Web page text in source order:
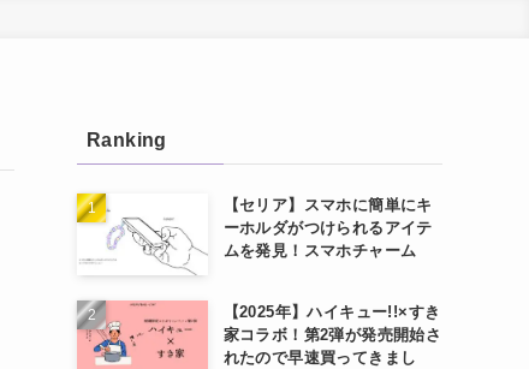
Ranking
【セリア】スマホに簡単にキ
ーホルダがつけられるアイテ
ムを発見！スマホチャーム
【2025年】ハイキュー!!×すき
家コラボ！第2弾が発売開始さ
れたので早速買ってきまし